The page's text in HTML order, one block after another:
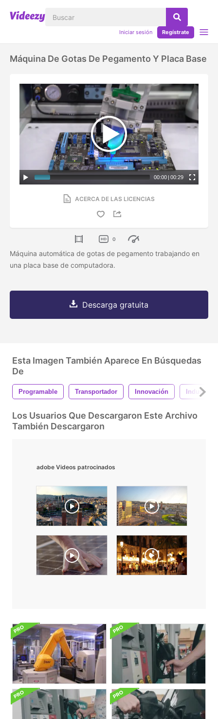
Iniciar sesión Regístrate
Máquina De Gotas De Pegamento Y Placa Base
00:00 | 00:29
ACERCA DE LAS LICENCIAS
0
Máquina automática de gotas de pegamento trabajando en
una placa base de computadora.
Descarga gratuita
Esta Imagen También Aparece En Búsquedas
De
Programable Transportador Innovación Industria
Los Usuarios Que Descargaron Este Archivo
También Descargaron
adobe Videos patrocinados